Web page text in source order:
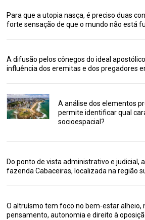
Para que a utopia nasça, é preciso duas
forte sensação de que o mundo não está
A difusão pelos cônegos do ideal
influência dos eremitas e dos pregadores
A análise dos elementos
permite identificar qual
socioespacial?
Do ponto de vista administrativo e judicial,
fazenda Cabaceiras, localizada na região
O altruísmo tem foco no bem-estar alheio,
pensamento, autonomia e direito à